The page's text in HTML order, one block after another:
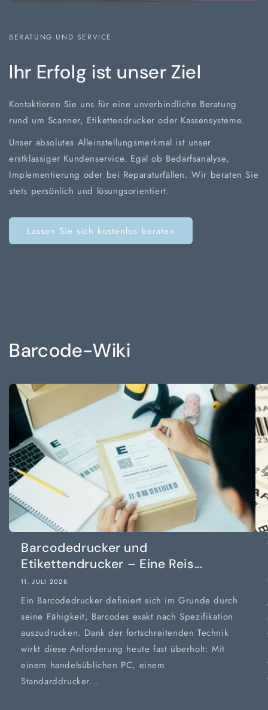
BERATUNG UND SERVICE
Ihr Erfolg ist unser Ziel
Kontaktieren Sie uns für eine unverbindliche Beratung
rund um Scanner, Etikettendrucker oder Kassensysteme.
Unser absolutes Alleinstellungsmerkmal ist unser
erstklassiger Kundenservice. Egal ob Bedarfsanalyse,
Implementierung oder bei Reparaturfällen. Wir beraten Sie
stets persönlich und lösungsorientiert.
Lassen Sie sich kostenlos beraten
Barcode-Wiki
Barcodedrucker und
Etikettendrucker – Eine Reis...
11. JULI 2026
Ein Barcodedrucker definiert sich im Grunde durch
seine Fähigkeit, Barcodes exakt nach Spezifikation
auszudrucken. Dank der fortschreitenden Technik
wirkt diese Anforderung heute fast überholt: Mit
einem handelsüblichen PC, einem
Standarddrucker...